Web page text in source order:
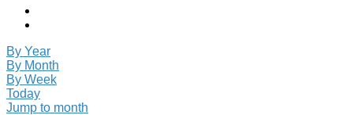
By Year
By Month
By Week
Today
Jump to month